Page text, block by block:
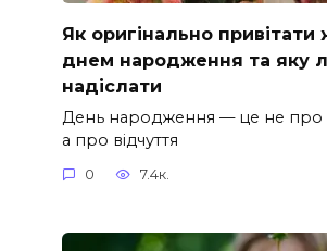
Як оригінально привітати
днем народження та яку
надіслати
День народження — це не про
а про відчуття
0 7.4к.